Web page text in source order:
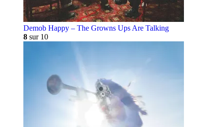
Demob Happy – The Growns Ups Are Talking
8 sur 10